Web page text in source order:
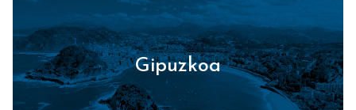
Gipuzkoa